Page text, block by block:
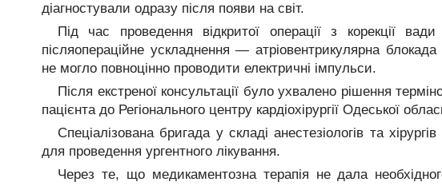
діагностували одразу після появи на світ.
Під час проведення відкритої операції з корекції
післяопераційне ускладнення — атріовентрикулярна
не могло повноцінно проводити електричні імпульси.
Після екстреної консультації було ухвалено рішення
пацієнта до Регіонального центру кардіохірургії Одеської
Спеціалізована бригада у складі анестезіологів та
для проведення ургентного лікування.
Через те, що медикаментозна терапія не дала